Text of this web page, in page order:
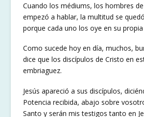
Cuando los médiums, los hombres
empezó a hablar, la multitud se
porque cada uno los oye en su propia
Como sucede hoy en día, muchos,
dice que los discípulos de Cristo en
embriaguez.
Jesús apareció a sus discípulos,
Potencia recibida, abajo sobre
Santo y serán mis testigos tanto en